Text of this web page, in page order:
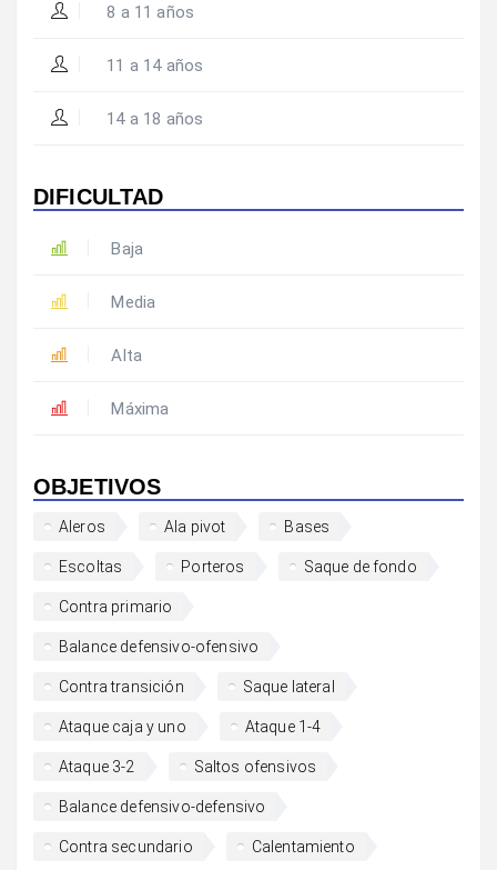
8 a 11 años
11 a 14 años
14 a 18 años
DIFICULTAD
Baja
Media
Alta
Máxima
OBJETIVOS
Aleros Ala pivot Bases
Escoltas Porteros Saque de fondo
Contra primario
Balance defensivo-ofensivo
Contra transición Saque lateral
Ataque caja y uno Ataque 1-4
Ataque 3-2 Saltos ofensivos
Balance defensivo-defensivo
Contra secundario Calentamiento